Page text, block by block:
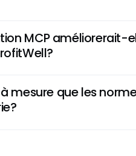
telle connexion présente
aux données et de
MCP améliorerait-
à votre équipe de tirer
fastidieux. Cette
mesure que les